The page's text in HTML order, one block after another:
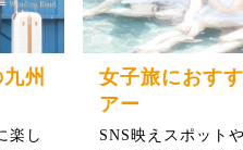
州
楽し
女子旅におす
アー
SNS映えスポット